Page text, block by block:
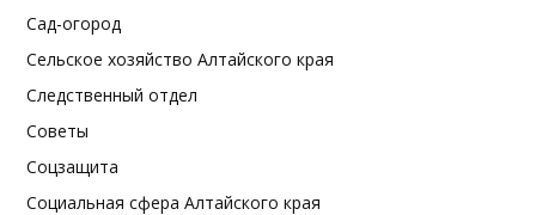
Сад-огород
Сельское хозяйство Алтайского края
Следственный отдел
Советы
Соцзащита
Социальная сфера Алтайского края